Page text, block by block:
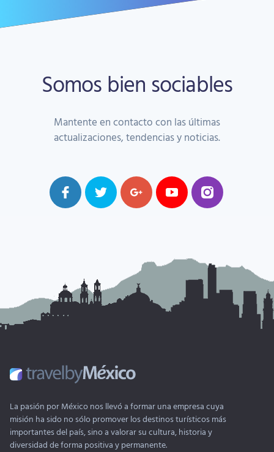
Somos bien sociables
Mantente en contacto con las últimas
actualizaciones, tendencias y noticias.
La pasión por México nos llevó a formar una empresa cuya
misión ha sido no sólo promover los destinos turísticos más
importantes del país, sino a valorar su cultura, historia y
diversidad de forma positiva y permanente.